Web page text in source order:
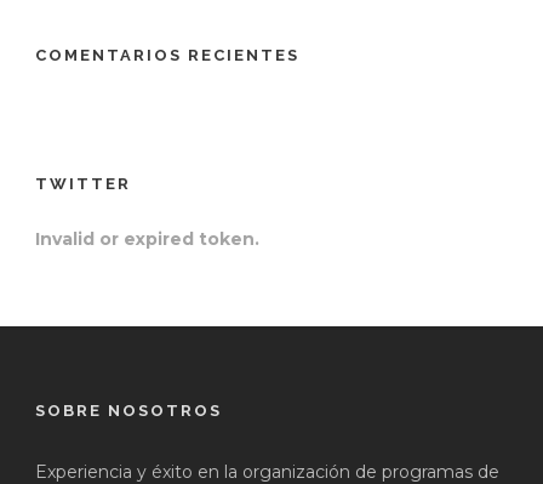
COMENTARIOS RECIENTES
TWITTER
Invalid or expired token.
SOBRE NOSOTROS
Experiencia y éxito en la organización de programas de